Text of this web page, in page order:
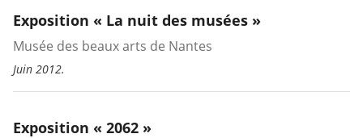
Exposition « La nuit des musées »
Musée des beaux arts de Nantes
Juin 2012.
Exposition « 2062 »